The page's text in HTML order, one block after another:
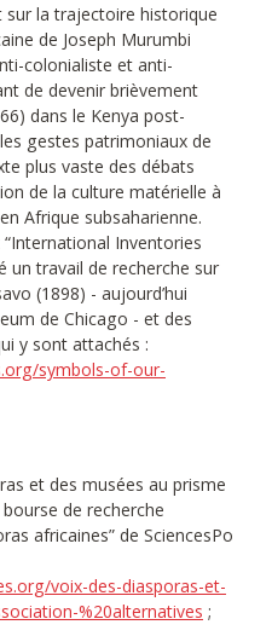
sur la trajectoire historique
de Joseph Murumbi
colonialiste et anti-
de devenir brièvement
dans le Kenya post-
gestes patrimoniaux de
plus vaste des débats
de la culture matérielle à
Afrique subsaharienne.
Inventories
un travail de recherche sur
(1898) - aujourd’hui
de Chicago - et des
y sont attachés :
symbols-of-our-
et des musées au prisme
de recherche
africaines” de SciencesPo
voix-des-diasporas-et-
%20alternatives ;